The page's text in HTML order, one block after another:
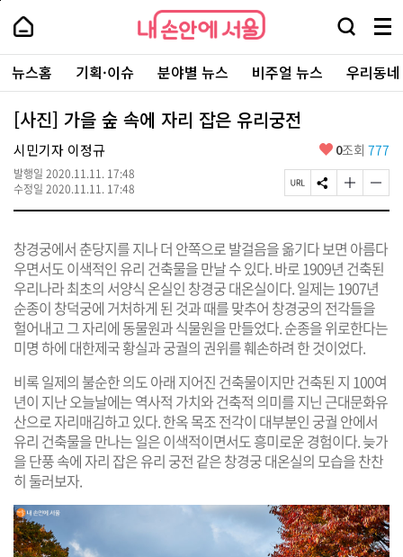
본
로
가
내
손
안
에
서
울
-
서
울
시
대
표
소
포
털
내
손
에
울
검
창
열
기
메
뉴
전
체
보
주
요
서
뉴스홈 기획·이슈 분야별 뉴스 비주얼 뉴스 우리동
[사진] 가을 숲 속에 자리 잡은 유리궁전
시민기자 이정규
발행일 2020.11.11. 17:48
수정일 2020.11.11. 17:48
좋
요
0조회 777
페
이
R
L
복
사
S
N
유
하
기
글
자
크
게
변
경
하
기
글
자
작
게
변
경
기
창경궁에서 춘당지를 지나 더 안쪽으로 발걸음을 옮기다 보면 아름다
우면서도 이색적인 유리 건축물을 만날 수 있다. 바로 1909년 건축된
우리나라 최초의 서양식 온실인 창경궁 대온실이다. 일제는 1907년
순종이 창덕궁에 거처하게 된 것과 때를 맞추어 창경궁의 전각들을
헐어내고 그 자리에 동물원과 식물원을 만들었다. 순종을 위로한다는
미명 하에 대한제국 황실과 궁궐의 권위를 훼손하려 한 것이었다.
비록 일제의 불순한 의도 아래 지어진 건축물이지만 건축된 지 100여
년이 지난 오늘날에는 역사적 가치와 건축적 의미를 지닌 근대문화유
산으로 자리매김하고 있다. 한옥 목조 전각이 대부분인 궁궐 안에서
유리 건축물을 만나는 일은 이색적이면서도 흥미로운 경험이다. 늦가
을 단풍 속에 자리 잡은 유리 궁전 같은 창경궁 대온실의 모습을 찬찬
히 둘러보자.
페
상
단
로